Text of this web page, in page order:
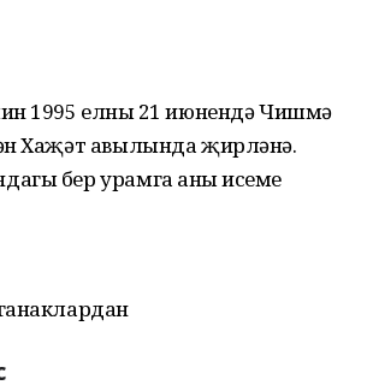
1995 елның 21 июнендә Чишмә
Хаҗәт авылында җирләнә.
бер урамга аның исеме